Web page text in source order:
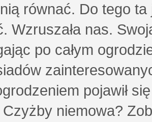
nią równać. Do tego
Wzruszała nas.
po całym
pojawił
Czyżby niemowa?